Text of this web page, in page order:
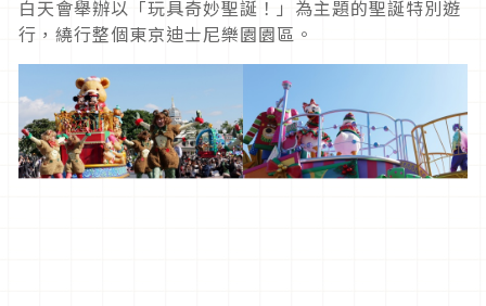
白天會舉辦以「玩具奇妙聖誕！」為主題的聖誕特別遊
行，繞行整個東京迪士尼樂園園區。